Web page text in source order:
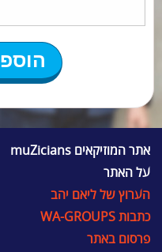
אתר המוזיקאים muZicians
על האתר
הערוץ של ליאם יהב
כתבות WA-GROUPS
פרסום באתר